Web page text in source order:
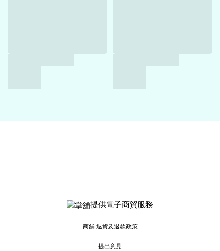
提供電子商貿服務
商舖 退貨及退款政策
提出意見